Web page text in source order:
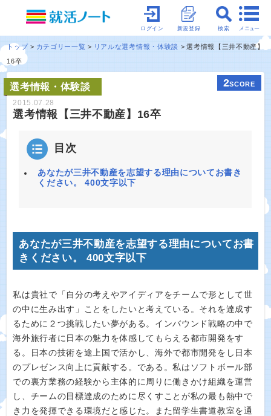
メニュー
検索
新規登録
ログイン
トップ カテゴリー一覧 リアルな選考情報・体験談
選考情報【三井不動産】
16卒
選考情報・体験談 2SCORE
2015.07.28
選考情報【三井不動産】16卒
目次
あなたが三井不動産を志望する理由についてお書き
ください。 400文字以下
あなたが三井不動産を志望する理由についてお書
きください。 400文字以下
私は貴社で「自分の考えやアイディアをチームで形として世
の中に生み出す」ことをしたいと考えている。それを達成す
るために２つ挑戦したい夢がある。インバウンド戦略の中で
海外旅行者に日本の魅力を体感してもらえる都市開発をす
る。日本の技術を途上国で活かし、海外で都市開発をし日本
のプレゼンス向上に貢献する。である。私はソフトボール部
での裏方業務の経験から主体的に周りに働きかけ組織を運営
し、チームの目標達成のために尽くすことが私の最も熱中で
き力を発揮できる環境だと感じた。また留学生書道教室を通